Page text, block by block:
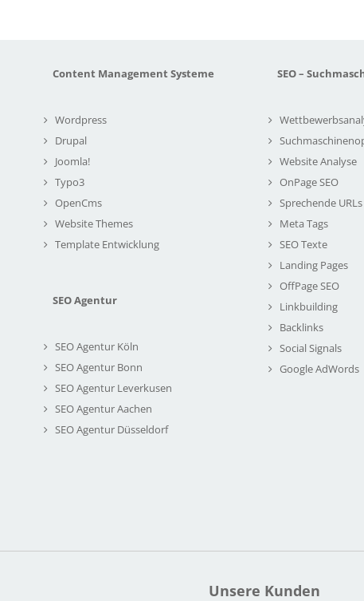
Content Management Systeme
Wordpress
Drupal
Joomla!
Typo3
OpenCms
Website Themes
Template Entwicklung
SEO Agentur
SEO Agentur Köln
SEO Agentur Bonn
SEO Agentur Leverkusen
SEO Agentur Aachen
SEO Agentur Düsseldorf
SEO –
Website Analyse
OnPage SEO
Sprechende URLs
Meta Tags
SEO Texte
Landing Pages
OffPage SEO
Linkbuilding
Backlinks
Social Signals
Google AdWords
Unsere Kunden